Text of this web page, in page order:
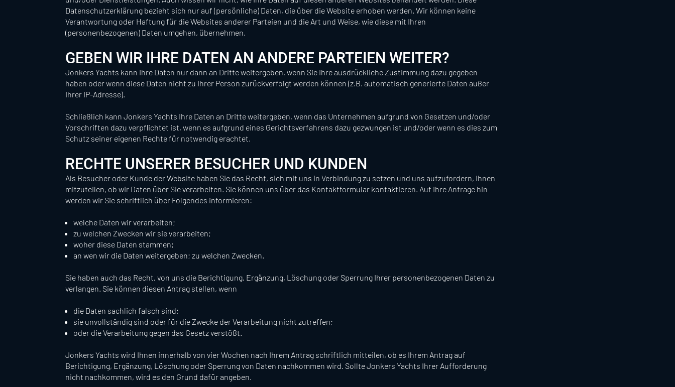
Datenschutzerklärung bezieht sich nur auf (persönliche) Daten, die über die Website erhoben werden. Wir können keine
Verantwortung oder Haftung für die Websites anderer Parteien und die Art und Weise, wie diese mit Ihren
(personenbezogenen) Daten umgehen, übernehmen.
GEBEN WIR IHRE DATEN AN ANDERE PARTEIEN WEITER?
Jonkers Yachts kann Ihre Daten nur dann an Dritte weitergeben, wenn Sie Ihre ausdrückliche Zustimmung dazu gegeben
haben oder wenn diese Daten nicht zu Ihrer Person zurückverfolgt werden können (z.B. automatisch generierte Daten außer
Ihrer IP-Adresse).
Schließlich kann Jonkers Yachts Ihre Daten an Dritte weitergeben, wenn das Unternehmen aufgrund von Gesetzen und/oder
Vorschriften dazu verpflichtet ist, wenn es aufgrund eines Gerichtsverfahrens dazu gezwungen ist und/oder wenn es dies zum
Schutz seiner eigenen Rechte für notwendig erachtet.
RECHTE UNSERER BESUCHER UND KUNDEN
Als Besucher oder Kunde der Website haben Sie das Recht, sich mit uns in Verbindung zu setzen und uns aufzufordern, Ihnen
mitzuteilen, ob wir Daten über Sie verarbeiten. Sie können uns über das Kontaktformular kontaktieren. Auf Ihre Anfrage hin
werden wir Sie schriftlich über Folgendes informieren:
welche Daten wir verarbeiten;
zu welchen Zwecken wir sie verarbeiten;
woher diese Daten stammen;
an wen wir die Daten weitergeben; zu welchen Zwecken.
Sie haben auch das Recht, von uns die Berichtigung, Ergänzung, Löschung oder Sperrung Ihrer personenbezogenen Daten zu
verlangen. Sie können diesen Antrag stellen, wenn
die Daten sachlich falsch sind;
sie unvollständig sind oder für die Zwecke der Verarbeitung nicht zutreffen;
oder die Verarbeitung gegen das Gesetz verstößt.
Jonkers Yachts wird Ihnen innerhalb von vier Wochen nach Ihrem Antrag schriftlich mitteilen, ob es Ihrem Antrag auf
Berichtigung, Ergänzung, Löschung oder Sperrung von Daten nachkommen wird. Sollte Jonkers Yachts Ihrer Aufforderung
nicht nachkommen, wird es den Grund dafür angeben.